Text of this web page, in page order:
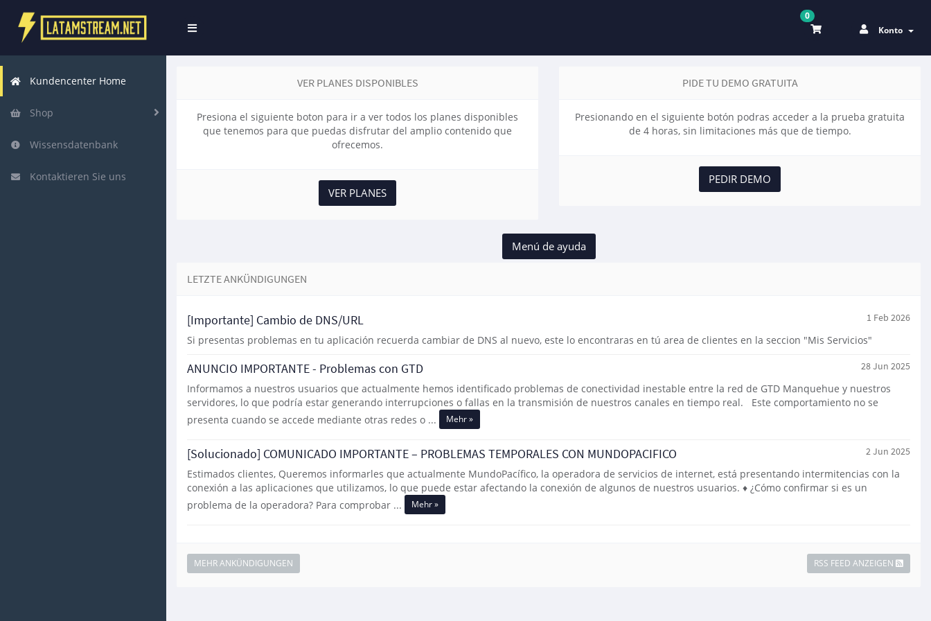
Navigation
0
Konto
Kundencenter Home
Shop
Wissensdatenbank
Kontaktieren Sie uns
VER PLANES DISPONIBLES
Presiona el siguiente boton para ir a ver todos los planes disponibles
que tenemos para que puedas disfrutar del amplio contenido que
ofrecemos.
VER PLANES
PIDE TU DEMO GRATUITA
Presionando en el siguiente botón podras acceder a la prueba gratuita
de 4 horas, sin limitaciones más que de tiempo.
PEDIR DEMO
Menú de ayuda
LETZTE ANKÜNDIGUNGEN
[Importante] Cambio de DNS/URL 1 Feb 2026
Si presentas problemas en tu aplicación recuerda cambiar de DNS al nuevo, este lo encontraras en tú area de clientes en la seccion "Mis Servicios"
ANUNCIO IMPORTANTE - Problemas con GTD 28 Jun 2025
Informamos a nuestros usuarios que actualmente hemos identificado problemas de conectividad inestable entre la red de GTD Manquehue y nuestros
servidores, lo que podría estar generando interrupciones o fallas en la transmisión de nuestros canales en tiempo real. Este comportamiento no se
presenta cuando se accede mediante otras redes o ...
Mehr »
[Solucionado] COMUNICADO IMPORTANTE – PROBLEMAS TEMPORALES CON MUNDOPACIFICO 2 Jun 2025
Estimados clientes, Queremos informarles que actualmente MundoPacífico, la operadora de servicios de internet, está presentando intermitencias con la
conexión a las aplicaciones que utilizamos, lo que puede estar afectando la conexión de algunos de nuestros usuarios. ♦ ¿Cómo confirmar si es un
problema de la operadora? Para comprobar ...
Mehr »
MEHR ANKÜNDIGUNGEN RSS FEED ANZEIGEN